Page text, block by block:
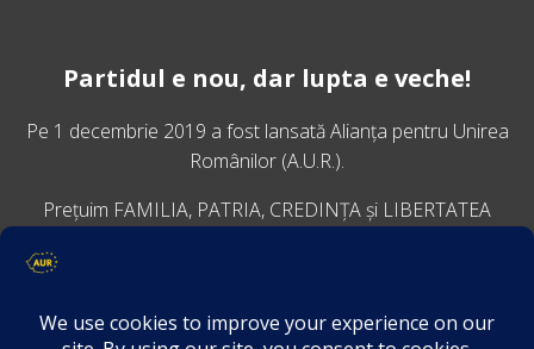
Partidul e nou, dar lupta e veche!
Pe 1 decembrie 2019 a fost lansatăAlianța pentru Unirea
Românilor (A.U.R.).
Prețuim FAMILIA, PATRIA, CREDINȚA și LIBERTATEA